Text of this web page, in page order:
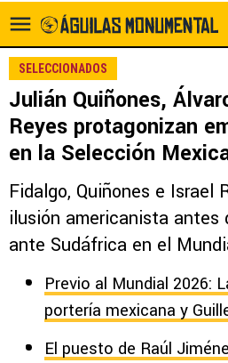
SELECCIONADOS
Julián Quiñones,
Reyes protagonizan
en la Selección
Fidalgo, Quiñones e Israel
ilusión americanista
ante Sudáfrica en el
Previo al Mundial 2026:
portería mexicana y
El puesto de Raúl